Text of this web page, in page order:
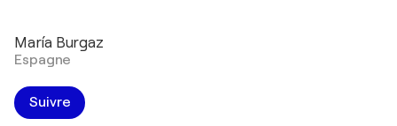
María Burgaz
Espagne
Suivre